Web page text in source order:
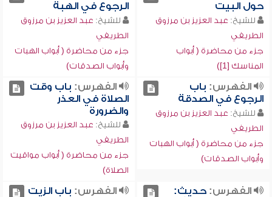
حول البيت
للشيخ: عبد العزيز بن مرزوق
الطريفي
جزء من محاضرة ( أبواب
المناسك [1])
الرجوع في الهبة
للشيخ: عبد العزيز بن مرزوق
الطريفي
جزء من محاضرة ( أبواب الهبات
وأبواب الصدقات)
الفهرس: باب
الرجوع في الصدقة
للشيخ: عبد العزيز بن مرزوق
الطريفي
جزء من محاضرة ( أبواب الهبات
وأبواب الصدقات)
الفهرس: باب وقت
الصلاة في العذر
والضرورة
للشيخ: عبد العزيز بن مرزوق
الطريفي
جزء من محاضرة ( أبواب مواقيت
الصلاة)
الفهرس:حديث:
الفهرس: باب الزيت